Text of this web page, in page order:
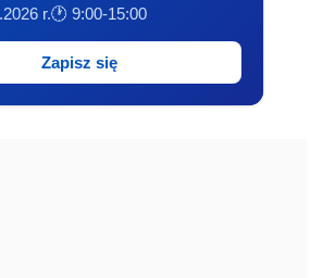
r.🕐 9:00-15:00
Zapisz się